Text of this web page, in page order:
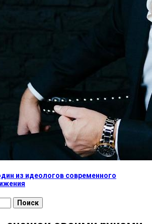
из идеологов современного